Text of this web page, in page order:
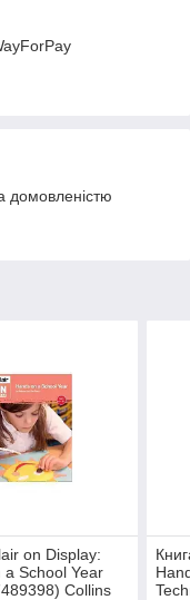
домовленістю
on Display:
a School Year
Collins